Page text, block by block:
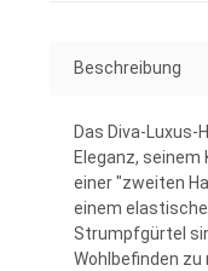
Beschreibung
Das Diva-
Eleganz,
einer "zweiten
einem
Strumpfgürtel
Wohlbefinden zu